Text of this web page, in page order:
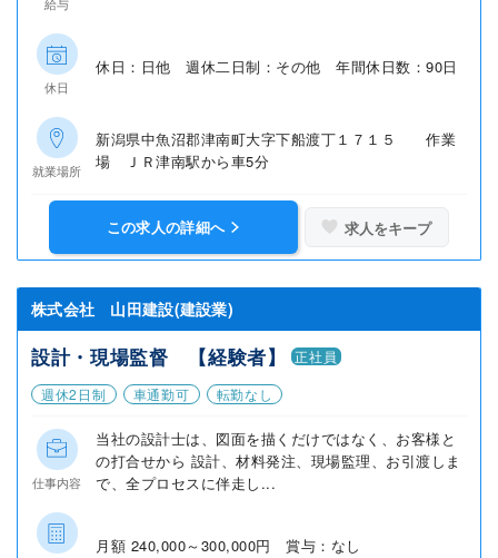
休日
休日：日他 週休二日制：その他 年間休日数：90日
就業場所
新潟県中魚沼郡津南町大字下船渡丁１７１５ 作業
場 ＪＲ津南駅から車5分
この求人の詳細へ 求人をキープ
株式会社 山田建設(建設業)
設計・現場監督 【経験者】
正社員
週休2日制
車通勤可 転勤なし
仕事内容
当社の設計士は、図面を描くだけではなく、お客様と
の打合せから 設計、材料発注、現場監理、お引渡しま
で、全プロセスに伴走し...
月額 240,000～300,000円 賞与：なし